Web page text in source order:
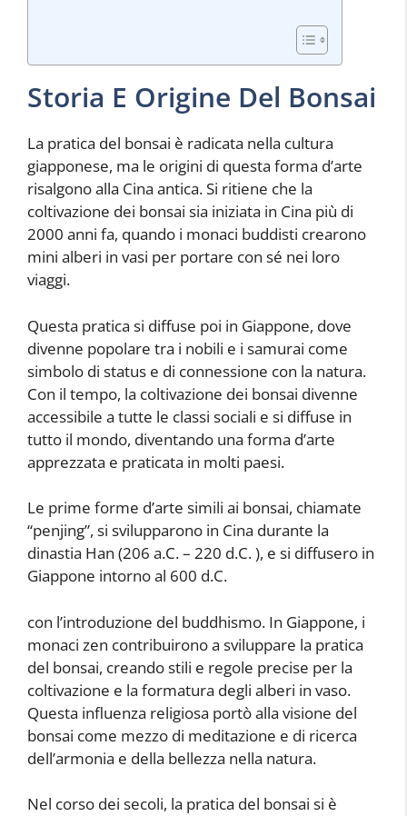
Storia E Origine Del Bonsai
La pratica del bonsai è radicata nella cultura
giapponese, ma le origini di questa forma d’arte
risalgono alla Cina antica. Si ritiene che la
coltivazione dei bonsai sia iniziata in Cina più di
2000 anni fa, quando i monaci buddisti crearono
mini alberi in vasi per portare con sé nei loro
viaggi.
Questa pratica si diffuse poi in Giappone, dove
divenne popolare tra i nobili e i samurai come
simbolo di status e di connessione con la natura.
Con il tempo, la coltivazione dei bonsai divenne
accessibile a tutte le classi sociali e si diffuse in
tutto il mondo, diventando una forma d’arte
apprezzata e praticata in molti paesi.
Le prime forme d’arte simili ai bonsai, chiamate
“penjing”, si svilupparono in Cina durante la
dinastia Han (206 a.C. – 220 d.C. ), e si diffusero in
Giappone intorno al 600 d.C.
con l’introduzione del buddhismo. In Giappone, i
monaci zen contribuirono a sviluppare la pratica
del bonsai, creando stili e regole precise per la
coltivazione e la formatura degli alberi in vaso.
Questa influenza religiosa portò alla visione del
bonsai come mezzo di meditazione e di ricerca
dell’armonia e della bellezza nella natura.
Nel corso dei secoli, la pratica del bonsai si è